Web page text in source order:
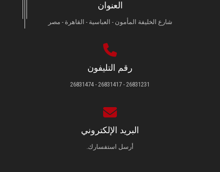
العنوان
شارع الخليفة المأمون - العباسية - القاهرة - مصر
رقم التليفون
26831231 - 26831417 - 26831474
البريد الإلكتروني
أرسل استفسارك.